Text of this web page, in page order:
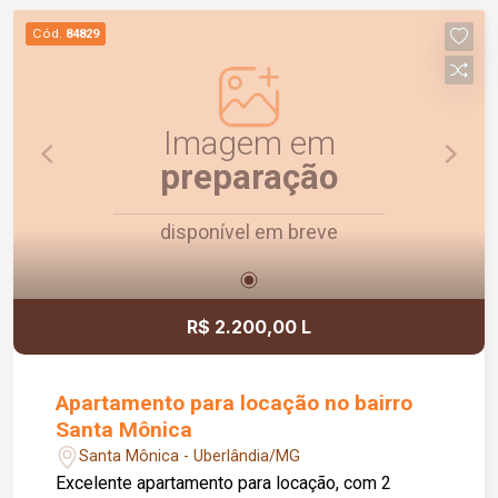
capacidade para 02 carros. Um imóvel
confortável, funcional e pronto para morar.
Agende uma visita e conheça!
Cód. 84829
Imagem em
preparação
disponível em breve
R$ 2.200,00 L
Apartamento para locação no bairro
Santa Mônica
Santa Mônica - Uberlândia/MG
Excelente apartamento para locação, com 2